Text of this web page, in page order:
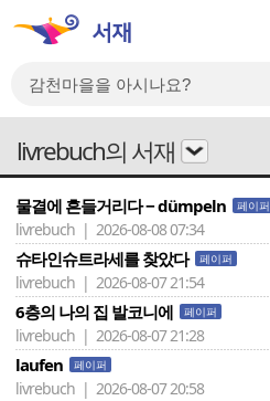
livrebuch의 서재
물결에 흔들거리다 − dümpeln 페이퍼
livrebuch | 2026-08-08 07:34
슈타인슈트라세를 찾았다 페이퍼
livrebuch | 2026-08-07 21:54
6층의 나의 집 발코니에 페이퍼
livrebuch | 2026-08-07 21:28
laufen 페이퍼
livrebuch | 2026-08-07 20:58